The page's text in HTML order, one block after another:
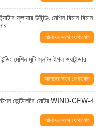
করুন
ফ্লায়ার উইন্ডিং মেশিন বিমান বিমান
আমাদের সাথে যোগাযোগ
করুন
মেশিন মুটি স্লটস ইগল ওয়াইন্ডার
আমাদের সাথে যোগাযোগ
করুন
স্টেশন ভেন্টিলেটর মোটর WIND-CFW-4
আমাদের সাথে যোগাযোগ
করুন